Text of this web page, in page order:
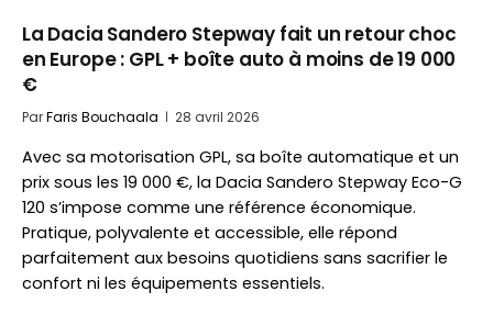
La Dacia Sandero Stepway fait un retour choc
en Europe : GPL + boîte auto à moins de 19 000
€
ParFaris Bouchaala 28 avril 2026
Avec sa motorisation GPL, sa boîte automatique et un
prix sous les 19 000 €, la Dacia Sandero Stepway Eco-G
120 s’impose comme une référence économique.
Pratique, polyvalente et accessible, elle répond
parfaitement aux besoins quotidiens sans sacrifier le
confort ni les équipements essentiels.